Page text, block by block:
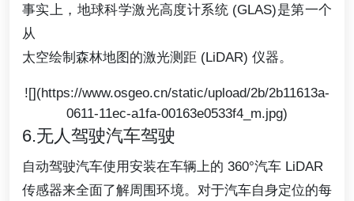
事实上，地球科学激光高度计系统 (GLAS)是第一个
从
太空绘制森林地图的激光测距 (LiDAR) 仪器。
![](https://www.osgeo.cn/static/upload/2b/2b11613a-
0611-11ec-a1fa-00163e0533f4_m.jpg)
6.无人驾驶汽车驾驶
自动驾驶汽车使用安装在车辆上的 360°汽车 LiDAR
传感器来全面了解周围环境。对于汽车自身定位的每